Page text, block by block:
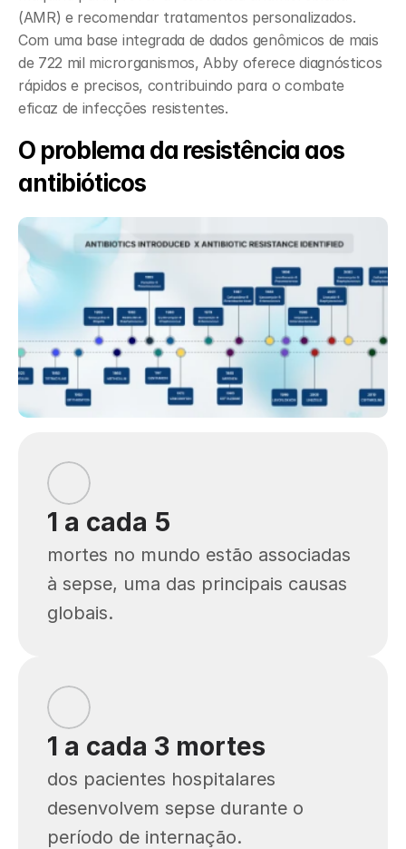
(AMR) e recomendar tratamentos personalizados.
Com uma base integrada de dados genômicos de mais
de 722 mil microrganismos, Abby oferece diagnósticos
rápidos e precisos, contribuindo para o combate
eficaz de infecções resistentes.
O problema da resistência aos
antibióticos
1 a cada 5
mortes no mundo estão associadas
à sepse, uma das principais causas
globais.
1 a cada 3 mortes
dos pacientes hospitalares
desenvolvem sepse durante o
período de internação.